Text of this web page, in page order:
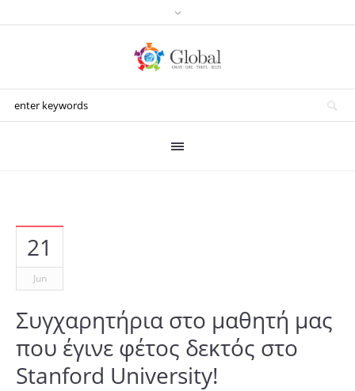
21
Jun
Συγχαρητήρια στο μαθητή μας
που έγινε φέτος δεκτός στο
Stanford University!